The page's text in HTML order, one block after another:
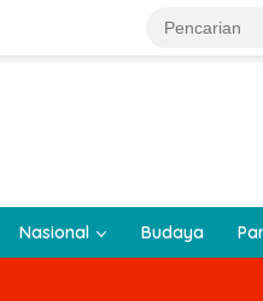
Nasional Budaya